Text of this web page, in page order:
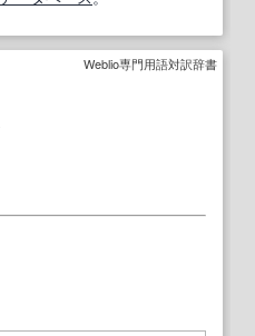
Weblio専門用語対訳辞書